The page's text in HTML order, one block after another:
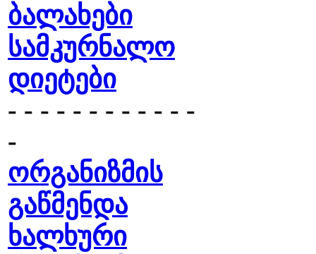
ბალახები
სამკურნალო
დიეტები
- - - - - - - - - - - -
-
ორგანიზმის
გაწმენდა
ხალხური